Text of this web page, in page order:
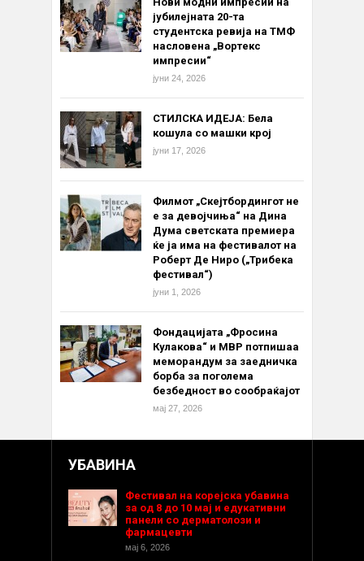
јубилејната 20-та
студентска ревија на ТМФ
насловена „Вортекс
импресии“
јуни 24, 2026
СТИЛСКА ИДЕЈА: Бела
кошула со машки крој
јуни 17, 2026
Филмот „Скејтбордингот не
е за девојчиња“ на Дина
Дума светската премиера
ќе ја има на фестивалот на
Роберт Де Ниро („Трибека
фестивал“)
јуни 1, 2026
Фондацијата „Фросина
Кулакова“ и МВР потпишаа
меморандум за заедничка
борба за поголема
безбедност во сообраќајот
мај 27, 2026
УБАВИНА
Фестивал на корејска убавина
за од 8 до 10 мај и едукативни
панели со дерматолози и
фармацевти
мај 6, 2026